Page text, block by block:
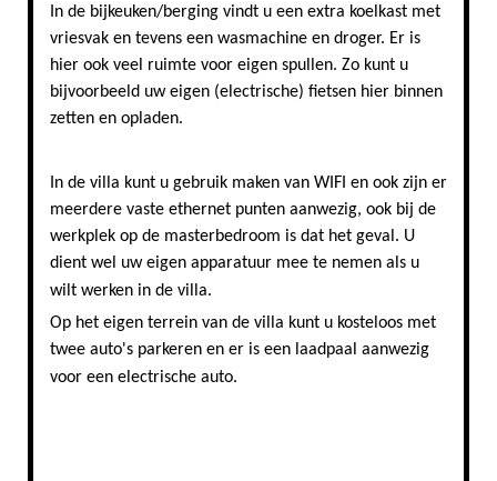
In de bijkeuken/berging vindt u een extra koelkast met
vriesvak en tevens een wasmachine en droger. Er is
hier ook veel ruimte voor eigen spullen. Zo kunt u
bijvoorbeeld uw eigen (electrische) fietsen hier binnen
zetten en opladen.
In de villa kunt u gebruik maken van WIFI en ook zijn er
meerdere vaste ethernet punten aanwezig, ook bij de
werkplek op de masterbedroom is dat het geval. U
dient wel uw eigen apparatuur mee te nemen als u
wilt werken in de villa.
Op het eigen terrein van de villa kunt u kosteloos met
twee auto's parkeren en er is een laadpaal aanwezig
voor een electrische auto.